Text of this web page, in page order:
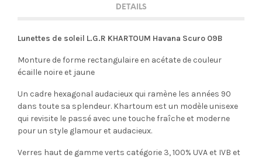
DETAILS
Lunettes de soleil L.G.R KHARTOUM Havana Scuro 09B
Monture de forme rectangulaire en acétate de couleur
écaille noire et jaune
Un cadre hexagonal audacieux qui ramène les années 90
dans toute sa splendeur. Khartoum est un modèle unisexe
qui revisite le passé avec une touche fraîche et moderne
pour un style glamour et audacieux.
Verres haut de gamme verts catégorie 3, 100% UVA et IVB et